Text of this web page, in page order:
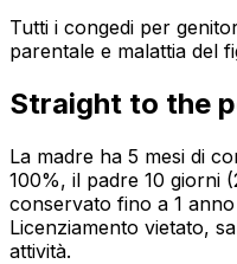
Tutti i congedi per
parentale e malattia del
Straight to the
La madre ha 5 mesi di
100%, il padre 10 giorni
conservato fino a 1
Licenziamento vietato,
attività.